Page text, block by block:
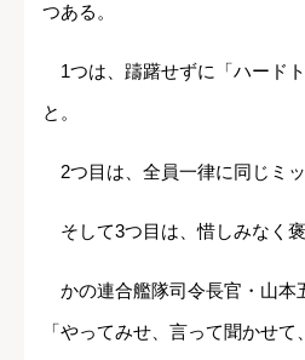
つある。
1つは、躊躇せずに「ハード
と。
2つ目は、全員一律に同じミッ
そして3つ目は、惜しみなく褒
かの連合艦隊司令長官・山本
「やってみせ、言って聞かせ